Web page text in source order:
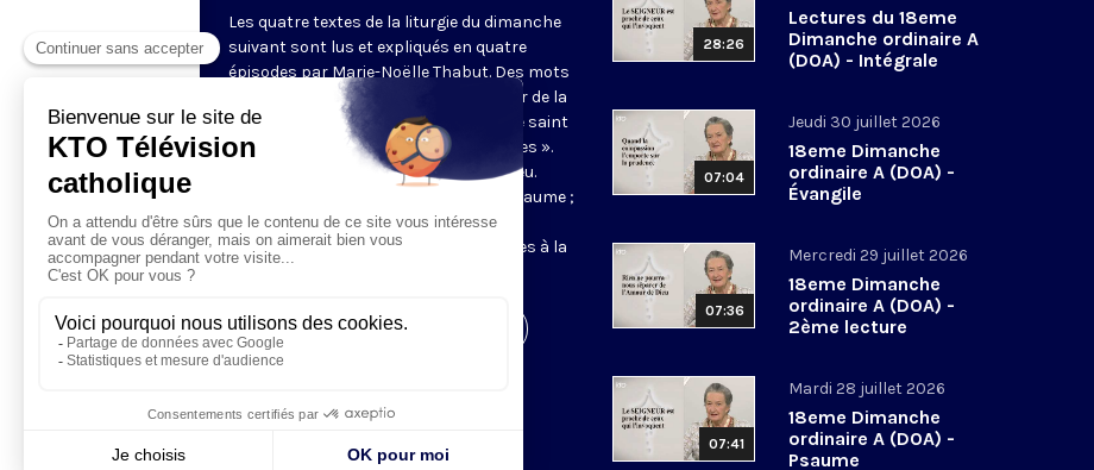
Les quatre textes de la liturgie du dimanche
suivant sont lus et expliqués en quatre
épisodes par Marie-Noëlle Thabut. Des mots
simples et lumineux pour aller au cœur de la
Révélation biblique, entrer dans ce que saint
Luc appelle « l’intelligence des Écritures ».
Chaque jour, vivez avec la Parole de Dieu.
Lundi, la première lecture ; mardi, le psaume ;
mercredi, la deuxième lecture ; jeudi,
l’Évangile ; vendredi, les quatre épisodes à la
Visiter la page de l'émission
28:26
Lectures du 18eme
Dimanche ordinaire A
(DOA) - Intégrale
07:04
Jeudi 30 juillet 2026
18eme Dimanche
ordinaire A (DOA) -
Évangile
07:36
Mercredi 29 juillet 2026
18eme Dimanche
ordinaire A (DOA) -
2ème lecture
07:41
Mardi 28 juillet 2026
18eme Dimanche
ordinaire A (DOA) -
Psaume